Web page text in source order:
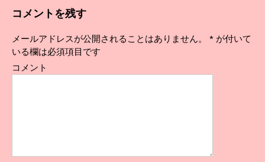
シ
ョ
ン
コメントを残す
メールアドレスが公開されることはありません。 * が付いて
いる欄は必須項目です
コメント